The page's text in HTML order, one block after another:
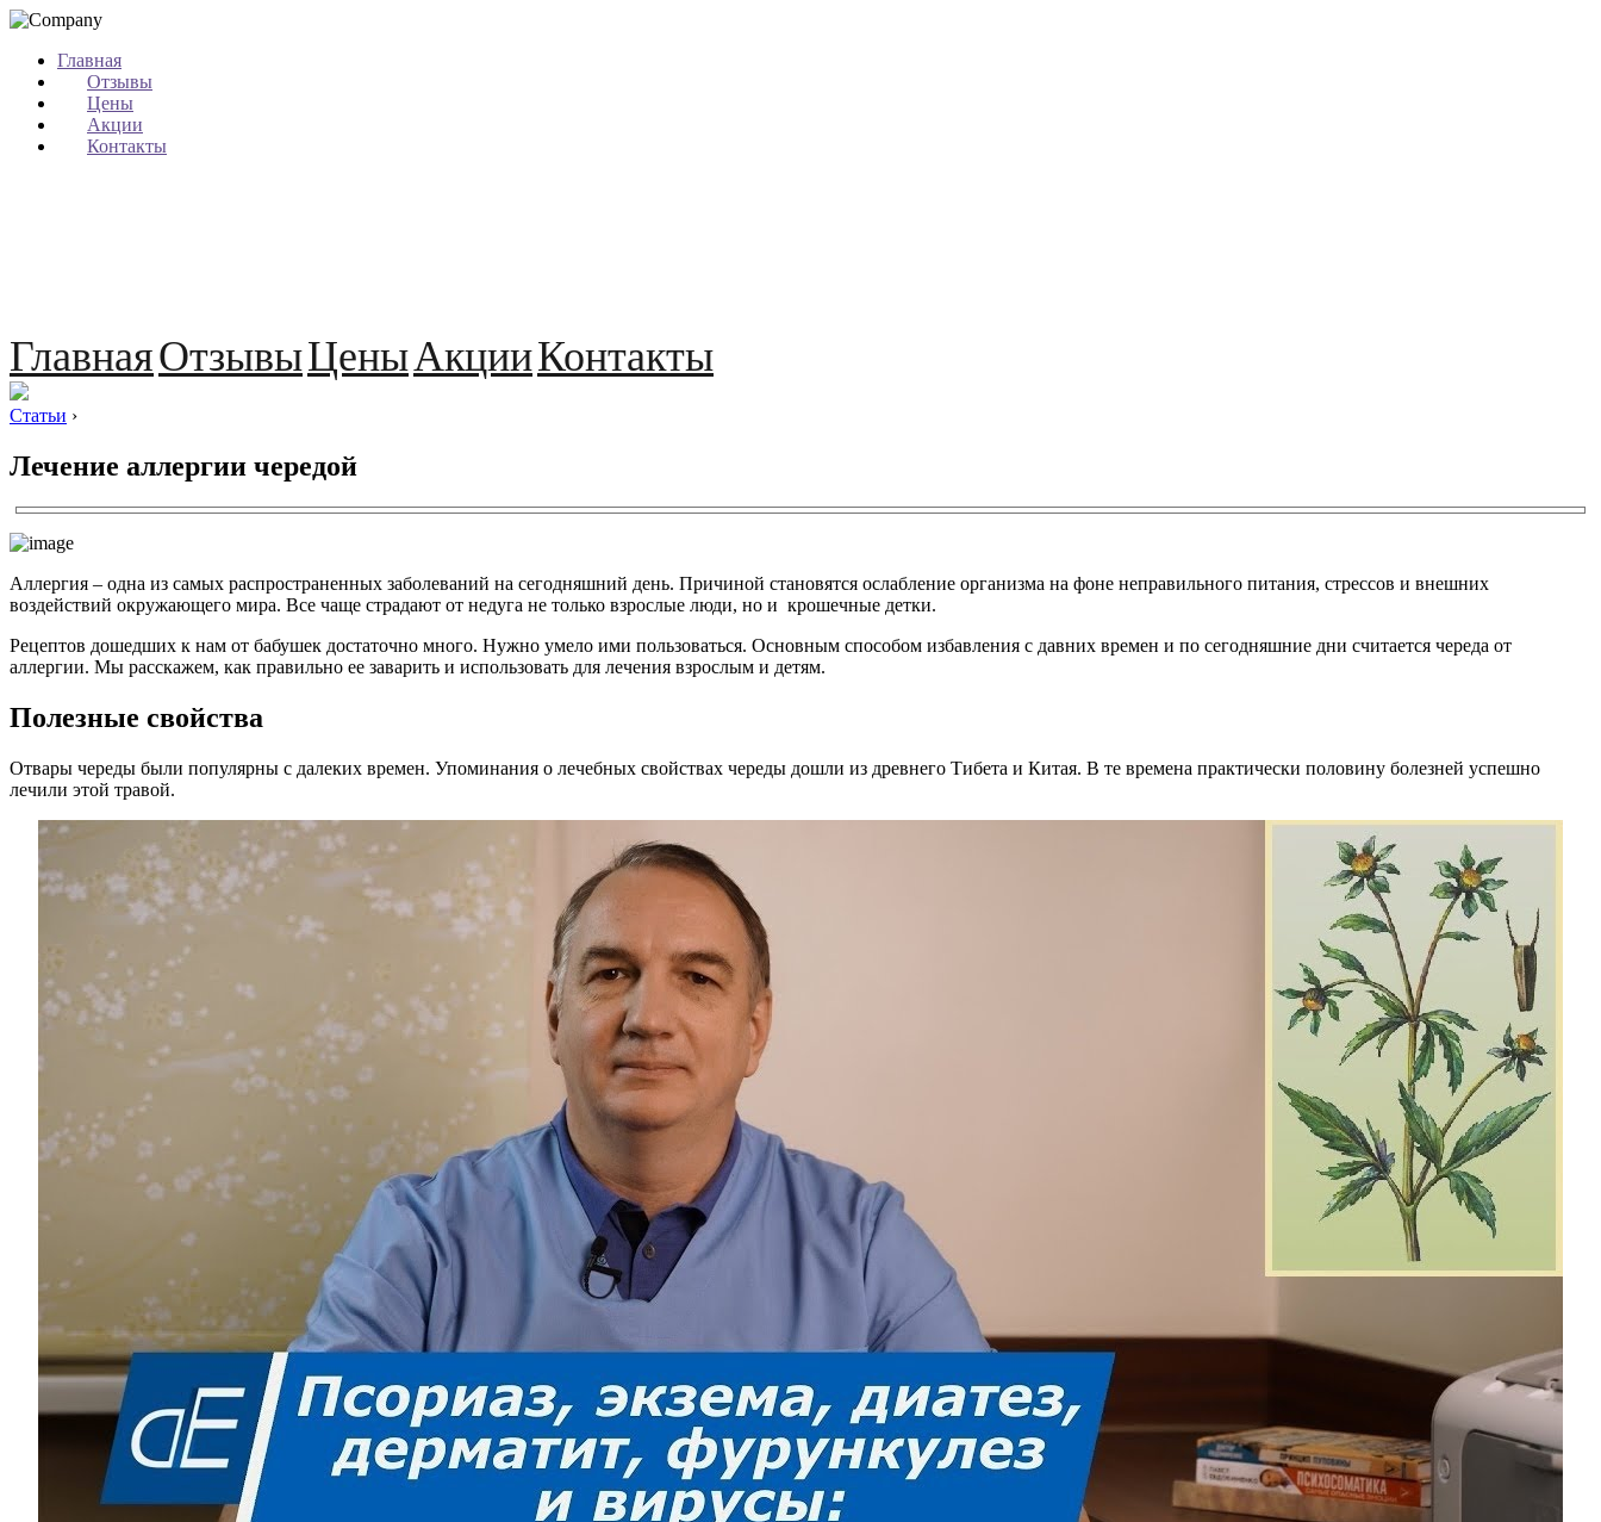
Главная
Отзывы
Цены
Акции
Контакты
ГлавнаяОтзывыЦеныАкцииКонтакты
Статьи ›
Лечение аллергии чередой
Аллергия – одна из самых распространенных заболеваний на сегодняшний день. Причиной становятся ослабление организма на фоне неправильного питания, стрессов и внешних
воздействий окружающего мира. Все чаще страдают от недуга не только взрослые люди, но и крошечные детки.
Рецептов дошедших к нам от бабушек достаточно много. Нужно умело ими пользоваться. Основным способом избавления с давних времен и по сегодняшние дни считается череда от
аллергии. Мы расскажем, как правильно ее заварить и использовать для лечения взрослым и детям.
Полезные свойства
Отвары череды были популярны с далеких времен. Упоминания о лечебных свойствах череды дошли из древнего Тибета и Китая. В те времена практически половину болезней успешно
лечили этой травой.